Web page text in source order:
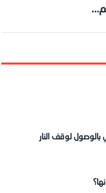
بالوصول لوقف النار